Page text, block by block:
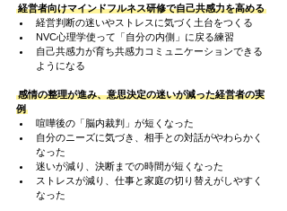
経営者向けマインドフルネス研修で自己共感力を高める
経営判断の迷いやストレスに気づく土台をつくる
NVC心理学使って「自分の内側」に戻る練習
自己共感力が育ち共感力コミュニケーションできる
ようになる
感情の整理が進み、意思決定の迷いが減った経営者の実
例
喧嘩後の「脳内裁判」が短くなった
自分のニーズに気づき、相手との対話がやわらかく
なった
迷いが減り、決断までの時間が短くなった
ストレスが減り、仕事と家庭の切り替えがしやすく
なった